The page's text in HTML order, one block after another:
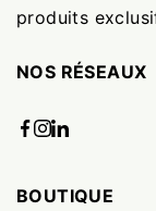
produits
NOS RÉSEAUX
BOUTIQUE